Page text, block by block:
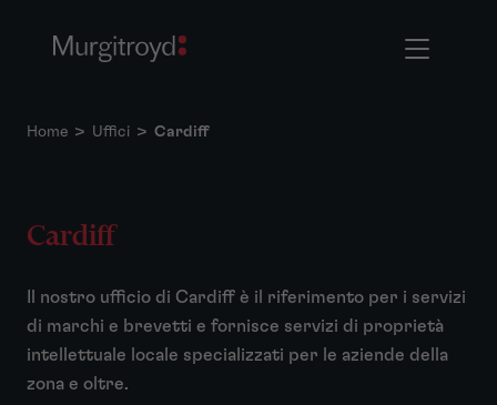
Home > Uffici > Cardiff
Cardiff
Il nostro ufficio di Cardiff è il riferimento per i servizi
di marchi e brevetti e fornisce servizi di proprietà
intellettuale locale specializzati per le aziende della
zona e oltre.